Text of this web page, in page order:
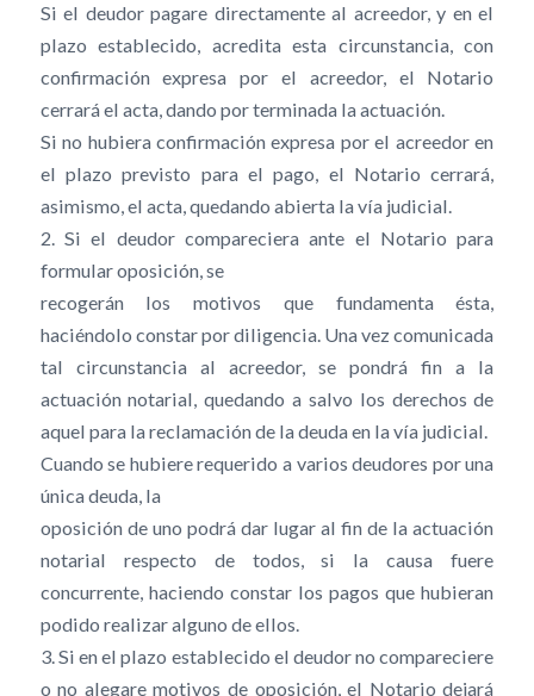
Si el deudor pagare directamente al acreedor, y en el
plazo establecido, acredita esta circunstancia, con
confirmación expresa por el acreedor, el Notario
cerrará el acta, dando por terminada la actuación.
Si no hubiera confirmación expresa por el acreedor en
el plazo previsto para el pago, el Notario cerrará,
asimismo, el acta, quedando abierta la vía judicial.
2. Si el deudor compareciera ante el Notario para
formular oposición, se
recogerán los motivos que fundamenta ésta,
haciéndolo constar por diligencia. Una vez comunicada
tal circunstancia al acreedor, se pondrá fin a la
actuación notarial, quedando a salvo los derechos de
aquel para la reclamación de la deuda en la vía judicial.
Cuando se hubiere requerido a varios deudores por una
única deuda, la
oposición de uno podrá dar lugar al fin de la actuación
notarial respecto de todos, si la causa fuere
concurrente, haciendo constar los pagos que hubieran
podido realizar alguno de ellos.
3. Si en el plazo establecido el deudor no compareciere
o no alegare motivos de oposición, el Notario dejará